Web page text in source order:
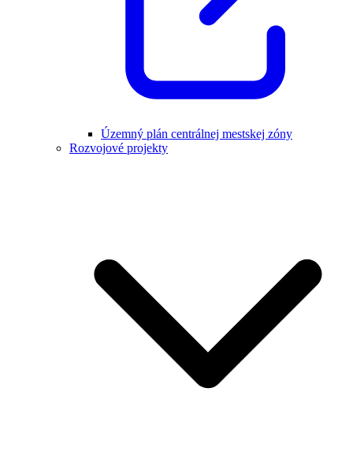
Územný plán centrálnej mestskej zóny
Rozvojové projekty